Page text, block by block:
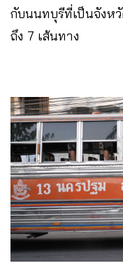
กับนนทบุรีที่เป็นจังห
ถึง 7 เส้นทาง